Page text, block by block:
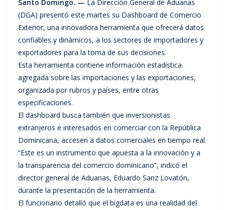
Santo Domingo. — La Dirección General de Aduanas
(DGA) presentó este martes su Dashboard de Comercio
Exterior, una innovadora herramienta que ofrecerá datos
confiables y dinámicos, a los sectores de importadores y
exportadores para la toma de sus decisiones.
Esta herramienta contiene información estadística
agregada sobre las importaciones y las exportaciones,
organizada por rubros y países, entre otras
especificaciones.
El dashboard busca también que inversionistas
extranjeros e interesados en comerciar con la República
Dominicana, accesen a datos comerciales en tiempo real.
“Este es un instrumento que apuesta a la innovación y a
la transparencia del comercio dominicano”, indicó el
director general de Aduanas, Eduardo Sanz Lovatón,
durante la presentación de la herramienta.
El funcionario detalló que el bigdata es una realidad del